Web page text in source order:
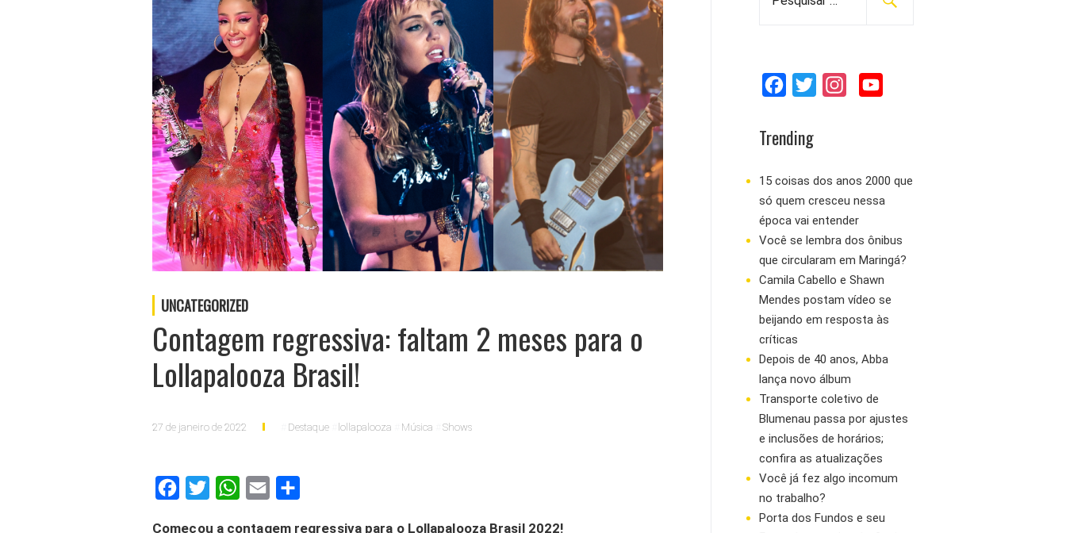
UNCATEGORIZED
Contagem regressiva: faltam 2 meses para o
Lollapalooza Brasil!
27 de janeiro de 2022 Destaque lollapalooza Música Shows
FacebookTwitter WhatsAppEmail
Começou a contagem regressiva para o Lollapalooza Brasil 2022!
r
o
r
:
c
b
o
o
k
t
e
r
a
g
r
m
u
b
Trending
15 coisas dos anos 2000 que
só quem cresceu nessa
época vai entender
Você se lembra dos ônibus
que circularam em Maringá?
Camila Cabello e Shawn
Mendes postam vídeo se
beijando em resposta às
críticas
Depois de 40 anos, Abba
lança novo álbum
Transporte coletivo de
Blumenau passa por ajustes
e inclusões de horários;
confira as atualizações
Você já fez algo incomum
no trabalho?
Porta dos Fundos e seu